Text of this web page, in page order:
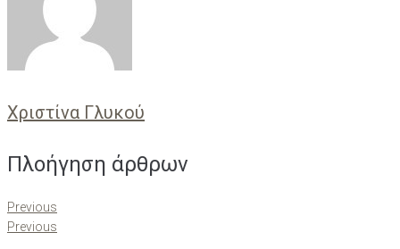
Χριστίνα Γλυκού
Πλοήγηση άρθρων
Previous
Previous